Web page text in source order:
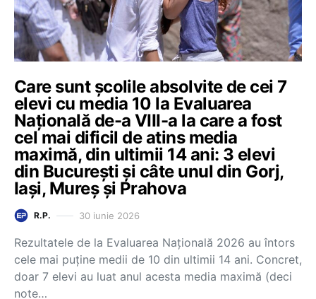
Care sunt școlile absolvite de cei 7
elevi cu media 10 la Evaluarea
Națională de-a VIII-a la care a fost
cel mai dificil de atins media
maximă, din ultimii 14 ani: 3 elevi
din București și câte unul din Gorj,
Iași, Mureș și Prahova
R.P. 30 iunie 2026
Rezultatele de la Evaluarea Națională 2026 au întors
cele mai puține medii de 10 din ultimii 14 ani. Concret,
doar 7 elevi au luat anul acesta media maximă (deci
note…